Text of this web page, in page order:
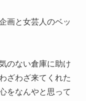
画と女芸人のベッ
のない倉庫に助け
ざわざ来てくれた
をなんやと思って